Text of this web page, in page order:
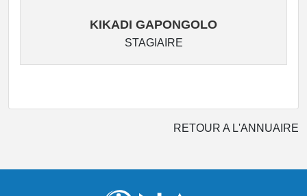
KIKADI GAPONGOLO
STAGIAIRE
RETOUR A L'ANNUAIRE